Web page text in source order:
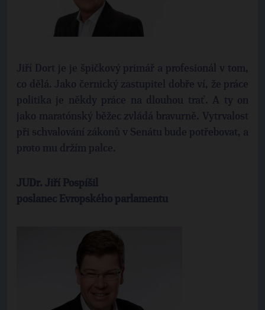
Jiří Dort je je špičkový primář a profesionál v tom,
co dělá. Jako černický zastupitel dobře ví, že práce
politika je někdy práce na dlouhou trať. A ty on
jako maratónský běžec zvládá bravurně. Vytrvalost
při schvalování zákonů v Senátu bude potřebovat, a
proto mu držím palce.
JUDr. Jiří Pospíšil
poslanec Evropského parlamentu